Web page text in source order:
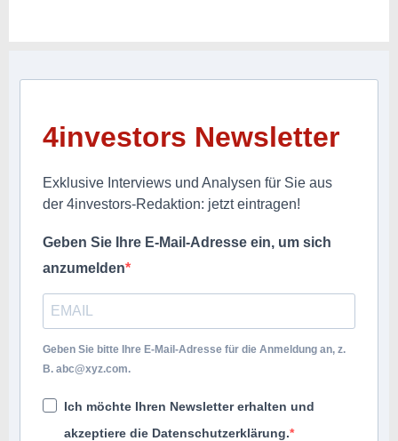
4investors Newsletter
Exklusive Interviews und Analysen für Sie aus
der 4investors-Redaktion: jetzt eintragen!
Geben Sie Ihre E-Mail-Adresse ein, um sich
anzumelden
Geben Sie bitte Ihre E-Mail-Adresse für die Anmeldung an, z.
B. abc@xyz.com.
Ich möchte Ihren Newsletter erhalten und
akzeptiere die Datenschutzerklärung.